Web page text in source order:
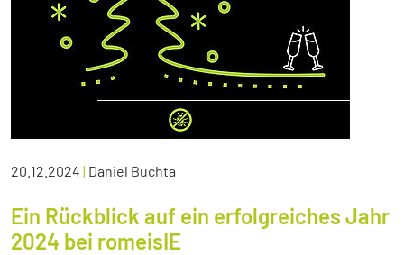
20.12.2024 | Daniel Buchta
Ein Rückblick auf ein erfolgreiches Jahr
2024 bei romeisIE